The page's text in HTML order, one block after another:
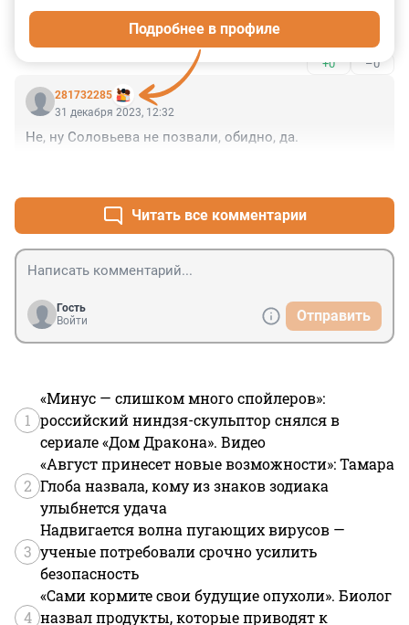
чтобы пива им продали в магазине. если их сняли, не
значит что поумнели. быдло останется быдлом
+0 –0
281732285
Подробнее в профиле
31 декабря 2023, 12:32
Не, ну Соловьева не позвали, обидно, да.
Читать все комментарии
Гость
Войти
Отправить
1
«Минус — слишком много спойлеров»:
российский ниндзя-скульптор снялся в
сериале «Дом Дракона». Видео
2
«Август принесет новые возможности»: Тамара
Глоба назвала, кому из знаков зодиака
улыбнется удача
3
Надвигается волна пугающих вирусов —
ученые потребовали срочно усилить
безопасность
4
«Сами кормите свои будущие опухоли». Биолог
назвал продукты, которые приводят к